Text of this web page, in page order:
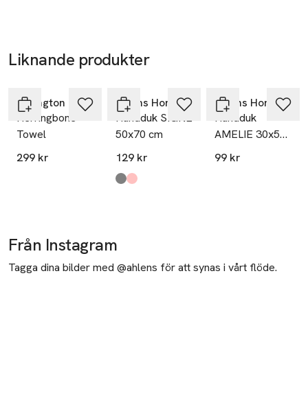
Liknande produkter
50% vid köp
Lexington
Herringbone
Towel
299 kr
Åhléns Home
Handduk SIGNE
50x70 cm
129 kr
Produkten finns i färgerna:
Off White/Dk Grey
Pink/Burgundy
Åhléns Home
Handduk
AMELIE 30x50
cm
99 kr
Från Instagram
Tagga dina bilder med @ahlens för att synas i vårt flöde.